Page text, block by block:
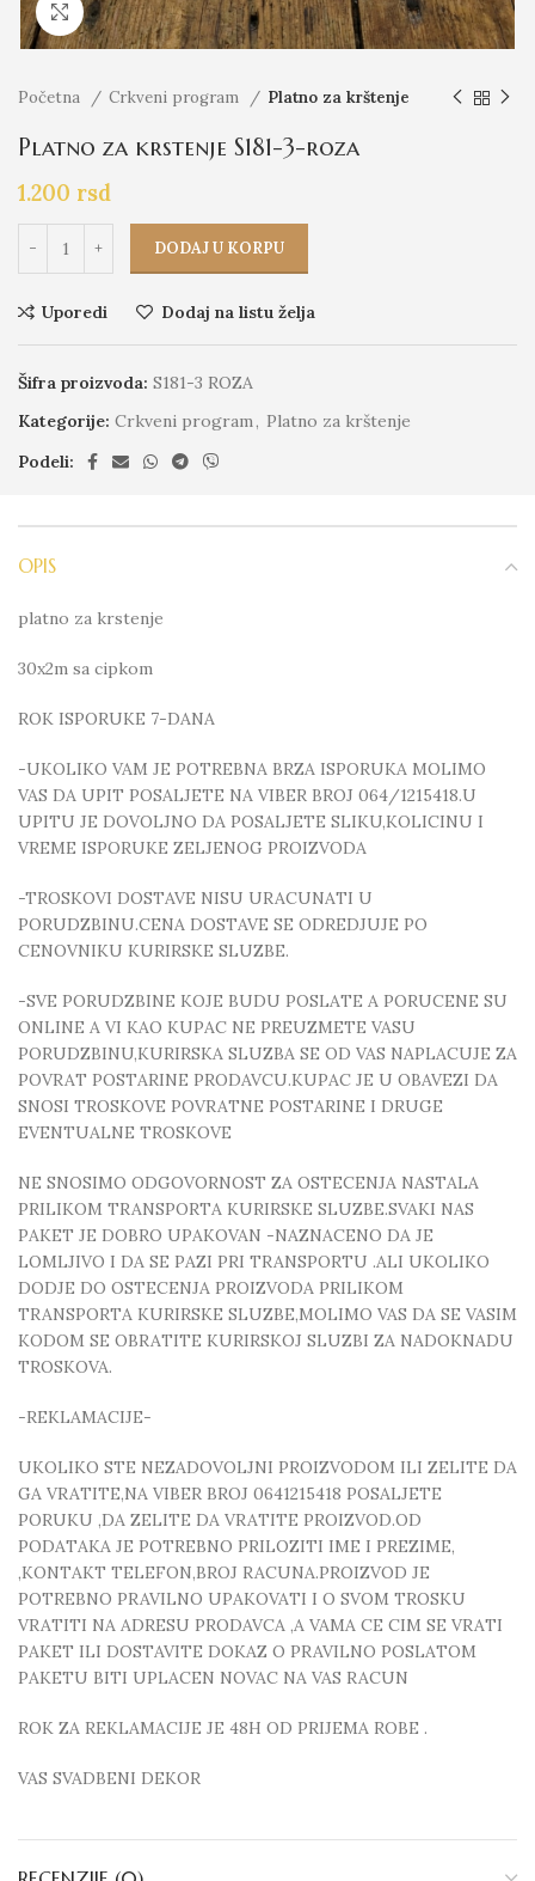
Click to enlarge
Početna Crkveni program Platno za krštenje
Platno za krstenje S181-3-roza
1.200 rsd
DODAJ U KORPU
Uporedi Dodaj na listu želja
Šifra proizvoda: S181-3 ROZA
Kategorije: Crkveni program, Platno za krštenje
Podeli:
OPIS
platno za krstenje
30x2m sa cipkom
ROK ISPORUKE 7-DANA
-UKOLIKO VAM JE POTREBNA BRZA ISPORUKA MOLIMO
VAS DA UPIT POSALJETE NA VIBER BROJ 064/1215418.U
UPITU JE DOVOLJNO DA POSALJETE SLIKU,KOLICINU I
VREME ISPORUKE ZELJENOG PROIZVODA
-TROSKOVI DOSTAVE NISU URACUNATI U
PORUDZBINU.CENA DOSTAVE SE ODREDJUJE PO
CENOVNIKU KURIRSKE SLUZBE.
-SVE PORUDZBINE KOJE BUDU POSLATE A PORUCENE SU
ONLINE A VI KAO KUPAC NE PREUZMETE VASU
PORUDZBINU,KURIRSKA SLUZBA SE OD VAS NAPLACUJE ZA
POVRAT POSTARINE PRODAVCU.KUPAC JE U OBAVEZI DA
SNOSI TROSKOVE POVRATNE POSTARINE I DRUGE
EVENTUALNE TROSKOVE
NE SNOSIMO ODGOVORNOST ZA OSTECENJA NASTALA
PRILIKOM TRANSPORTA KURIRSKE SLUZBE.SVAKI NAS
PAKET JE DOBRO UPAKOVAN -NAZNACENO DA JE
LOMLJIVO I DA SE PAZI PRI TRANSPORTU .ALI UKOLIKO
DODJE DO OSTECENJA PROIZVODA PRILIKOM
TRANSPORTA KURIRSKE SLUZBE,MOLIMO VAS DA SE VASIM
KODOM SE OBRATITE KURIRSKOJ SLUZBI ZA NADOKNADU
TROSKOVA.
-REKLAMACIJE-
UKOLIKO STE NEZADOVOLJNI PROIZVODOM ILI ZELITE DA
GA VRATITE,NA VIBER BROJ 0641215418 POSALJETE
PORUKU ,DA ZELITE DA VRATITE PROIZVOD.OD
PODATAKA JE POTREBNO PRILOZITI IME I PREZIME,
,KONTAKT TELEFON,BROJ RACUNA.PROIZVOD JE
POTREBNO PRAVILNO UPAKOVATI I O SVOM TROSKU
VRATITI NA ADRESU PRODAVCA ,A VAMA CE CIM SE VRATI
PAKET ILI DOSTAVITE DOKAZ O PRAVILNO POSLATOM
PAKETU BITI UPLACEN NOVAC NA VAS RACUN
ROK ZA REKLAMACIJE JE 48H OD PRIJEMA ROBE .
VAS SVADBENI DEKOR